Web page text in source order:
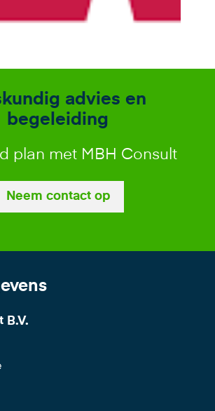
advies en
begeleiding
plan met MBH Consult
Neem contact op
B.V.